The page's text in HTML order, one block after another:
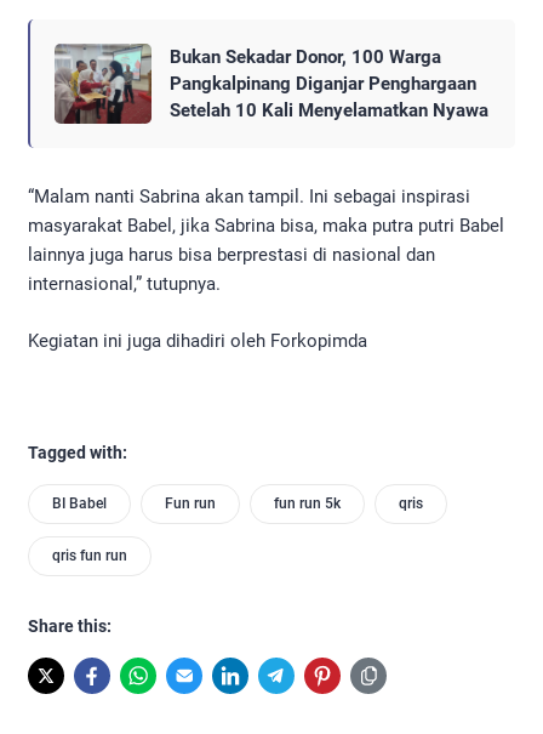
Bukan Sekadar Donor, 100 Warga
Pangkalpinang Diganjar Penghargaan
Setelah 10 Kali Menyelamatkan Nyawa
“Malam nanti Sabrina akan tampil. Ini sebagai inspirasi
masyarakat Babel, jika Sabrina bisa, maka putra putri Babel
lainnya juga harus bisa berprestasi di nasional dan
internasional,” tutupnya.
Kegiatan ini juga dihadiri oleh Forkopimda
Tagged with:
BI Babel Fun run fun run 5k qris
qris fun run
Share this: